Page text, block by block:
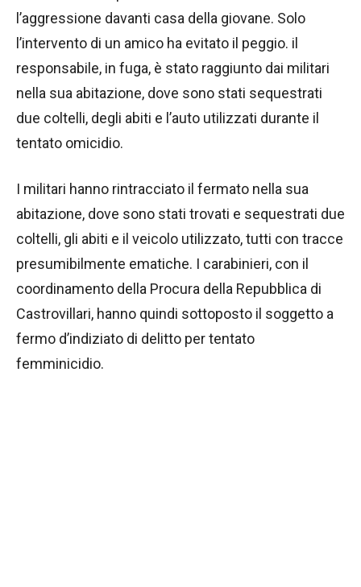
l’aggressione davanti casa della giovane. Solo
l’intervento di un amico ha evitato il peggio. il
responsabile, in fuga, è stato raggiunto dai militari
nella sua abitazione, dove sono stati sequestrati
due coltelli, degli abiti e l’auto utilizzati durante il
tentato omicidio.
I militari hanno rintracciato il fermato nella sua
abitazione, dove sono stati trovati e sequestrati due
coltelli, gli abiti e il veicolo utilizzato, tutti con tracce
presumibilmente ematiche. I carabinieri, con il
coordinamento della Procura della Repubblica di
Castrovillari, hanno quindi sottoposto il soggetto a
fermo d’indiziato di delitto per tentato
femminicidio.